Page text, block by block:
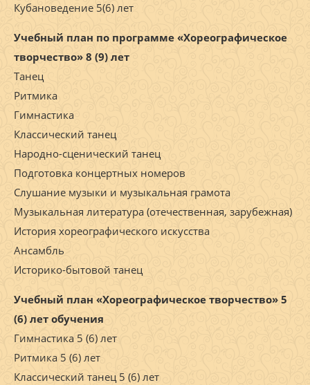
Кубановедение 5(6) лет
Учебный план по программе «Хореографическое
творчество» 8 (9) лет
Танец
Ритмика
Гимнастика
Классический танец
Народно-сценический танец
Подготовка концертных номеров
Слушание музыки и музыкальная грамота
Музыкальная литература (отечественная, зарубежная)
История хореографического искусства
Ансамбль
Историко-бытовой танец
Учебный план «Хореографическое творчество» 5
(6) лет обучения
Гимнастика 5 (6) лет
Ритмика 5 (6) лет
Классический танец 5 (6) лет